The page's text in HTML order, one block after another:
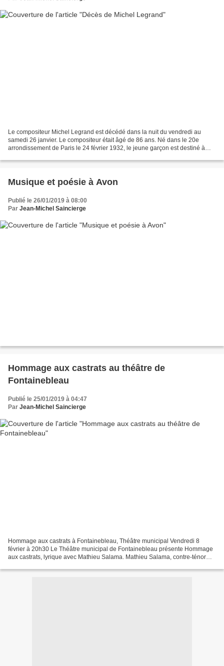
Le compositeur Michel Legrand est décédé dans la nuit du vendredi au
samedi 26 janvier. Le compositeur était âgé de 86 ans. Né dans le 20e
arrondissement de Paris le 24 février 1932, le jeune garçon est destiné à
Musique et poésie à Avon
Publié le 26/01/2019 à 08:00
Par Jean-Michel Saincierge
Hommage aux castrats au théâtre de
Fontainebleau
Publié le 25/01/2019 à 04:47
Par Jean-Michel Saincierge
Hommage aux castrats à Fontainebleau, Théâtre municipal Vendredi 8
février à 20h30 Le Théâtre municipal de Fontainebleau présente Hommage
aux castrats, lyrique avec Mathieu Salama. Mathieu Salama, contre-ténor